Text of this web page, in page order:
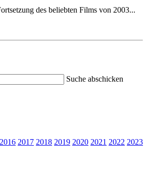
des beliebten Films von 2003...
Suche abschicken
2016 2017 2018 2019 2020 2021 2022 2023